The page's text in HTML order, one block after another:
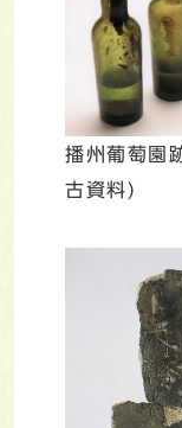
播州葡萄園
古資料)